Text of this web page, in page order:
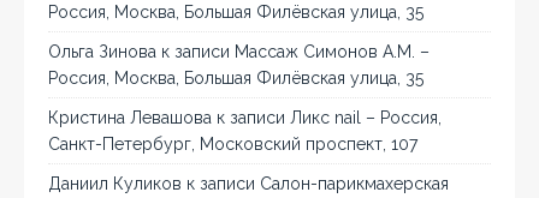
Россия, Москва, Большая Филёвская улица, 35
Ольга Зинова к записи Массаж Симонов А.М. –
Россия, Москва, Большая Филёвская улица, 35
Кристина Левашова к записи Ликс nail – Россия,
Санкт-Петербург, Московский проспект, 107
Даниил Куликов к записи Салон-парикмахерская